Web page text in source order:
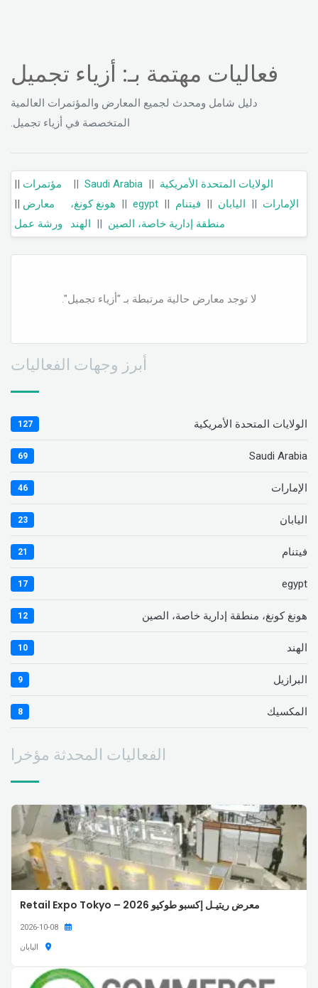
فعاليات مهتمة بـ: أزياء تجميل
دليل شامل ومحدث لجميع المعارض والمؤتمرات العالمية
المتخصصة في أزياء تجميل.
الولايات المتحدة الأمريكية ||
Saudi Arabia
||
الإمارات || اليابان || فيتنام ||
egypt
|| هونغ كونغ،
منطقة إدارية خاصة، الصين || الهند
مؤتمرات ||
معارض ||
ورشة عمل
لا توجد معارض حالية مرتبطة بـ "أزياء تجميل".
أبرز وجهات الفعاليات
الولايات المتحدة الأمريكية 127
Saudi Arabia
69
الإمارات 46
اليابان 23
فيتنام 21
egypt
17
هونغ كونغ، منطقة إدارية خاصة، الصين 12
الهند 10
البرازيل 9
المكسيك 8
الفعاليات المحدثة مؤخرا
معرض ريتيـل إكسبو طوكيو 2026 – Retail Expo Tokyo
اليابان